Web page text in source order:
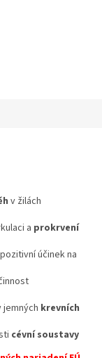
v žilách
a prokrvení
účinek na
jemných krevních
cévní soustavy